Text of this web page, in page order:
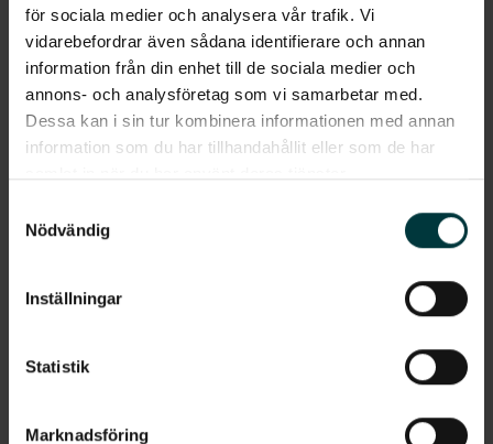
för sociala medier och analysera vår trafik. Vi
vidarebefordrar även sådana identifierare och annan
information från din enhet till de sociala medier och
annons- och analysföretag som vi samarbetar med.
Dessa kan i sin tur kombinera informationen med annan
information som du har tillhandahållit eller som de har
Nödvändig
Inställningar
Statistik
Marknadsföring
2026 - 06 - 11
Power Circles elbilsprognos 2026: snart fördubblas